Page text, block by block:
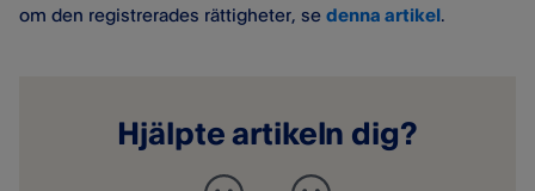
om den registrerades rättigheter, se denna artikel.
Hjälpte artikeln dig?